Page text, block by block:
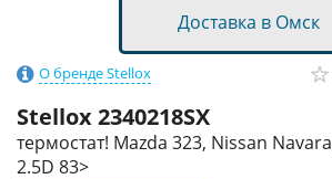
Доставка в Омск
О бренде Stellox
Stellox2340218SX
термостат! Mazda 323, Nissan
2.5D 83>